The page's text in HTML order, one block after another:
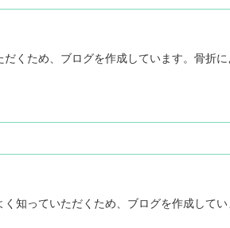
くため、ブログを作成しています。骨折
知っていただくため、ブログを作成してい